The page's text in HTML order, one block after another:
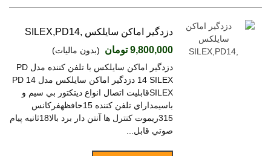
دزدگير اماکن سايلکس ,SILEX,PD14
9,800,000 تومان
(بدون مالیات)
دزدگير اماکن سايلکس با تلفن کننده مدل PD
14 SILEX دزدگير اماکن سايلکس مدل PD 14
SILEXقابليت اتصال انواع ديتکتور بي سيم و
باسيمداراي تلفن کننده 15حافظهفرکانس
315ریموت کنترل ها آنتن دار برد بالا18ثانيه پيام
صوتي قابل...